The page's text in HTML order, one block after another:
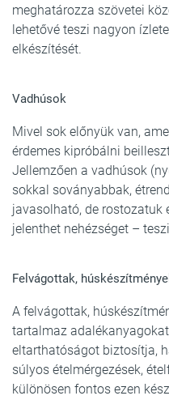
meghatározza szövetei
lehetővé teszi nagyon
elkészítését.
Vadhúsok
Mivel sok előnyük van,
érdemes kipróbálni
Jellemzően a vadhúsok
sokkal soványabbak,
javasolható, de rostozatuk
jelenthet nehézséget –
Felvágottak,
A felvágottak,
tartalmaz
eltarthatóságot biztosítja,
súlyos ételmérgezések,
különösen fontos ezen